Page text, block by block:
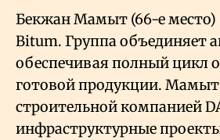
Бекжан Мамыт (66-е
Bitum. Группа объединяет
обеспечивая полный цикл
готовой продукции.
строительной компанией
инфраструктурные